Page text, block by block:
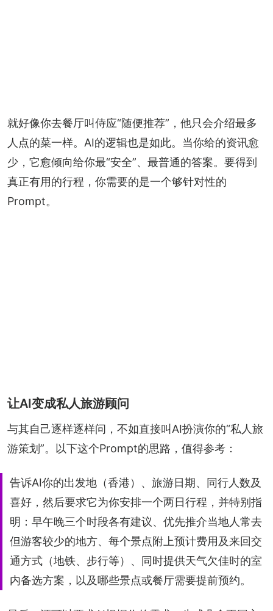
就好像你去餐厅叫侍应“随便推荐”，他只会介绍最多
人点的菜一样。AI的逻辑也是如此。当你给的资讯愈
少，它愈倾向给你最“安全”、最普通的答案。要得到
真正有用的行程，你需要的是一个够针对性的
Prompt。
让AI变成私人旅游顾问
与其自己逐样逐样问，不如直接叫AI扮演你的“私人旅
游策划”。以下这个Prompt的思路，值得参考：
告诉AI你的出发地（香港）、旅游日期、同行人数及
喜好，然后要求它为你安排一个两日行程，并特别指
明：早午晚三个时段各有建议、优先推介当地人常去
但游客较少的地方、每个景点附上预计费用及来回交
通方式（地铁、步行等）、同时提供天气欠佳时的室
内备选方案，以及哪些景点或餐厅需要提前预约。